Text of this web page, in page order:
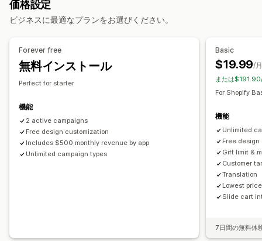
カートディスカウント
リワード
商品バンドル 期間限定オファー
クロスセルディスカウント
カスタムディスカウント
編集ツール
ローカライズ キャンペーン
ディスカウントの組み合わせ
ターゲティング
ジオロケーション
セグメンテーション
商品ページでのアップセル
ポップアップ カスタムCSS 複数通貨 複数言語
配送保証
無料ギフト
バンドル
ボリュームディスカウント
分析
コンバージョン率
ファネルのパフォーマンス
価格設定
ビジネスに最適なプランをお選びください。
Forever free
無料インストール
Perfect for starter
機能
2 active campaigns
Free design customization
Includes $500 monthly revenue by app
Unlimited campaign types
Basic
$19.99/
または
For Shopify
機能
Unlimited
Free
Gift limit &
Customer
Translation
Lowest
Slide cart
7日間の無料体